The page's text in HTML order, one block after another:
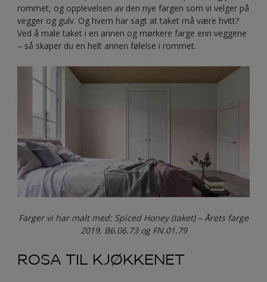
rommet, og opplevelsen av den nye fargen som vi velger på
vegger og gulv. Og hvem har sagt at taket må være hvitt?
Ved å male taket i en annen og mørkere farge enn veggene
– så skaper du en helt annen følelse i rommet.
Farger vi har malt med: Spiced Honey (taket) – Årets farge
2019, B6.06.73 og FN.01.79
ROSA TIL KJØKKENET